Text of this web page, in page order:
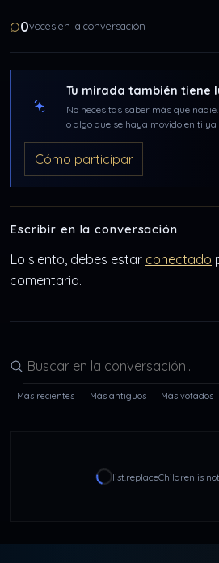
0voces en la conversación
Tu mirada también tiene
No necesitas saber más que
o algo que se haya movido en ti ya
Cómo participar
Escribir en la conversación
Lo siento, debes estar conectado
comentario.
Buscar en la conversación
Más recientes Más antiguos Más votados
list.replaceChildren is